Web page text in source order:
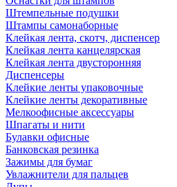
Штемпельные подушки
Штампы самонаборные
Клейкая лента, скотч, диспенсер
Клейкая лента канцелярская
Клейкая лента двусторонняя
Диспенсеры
Клейкие ленты упаковочные
Клейкие ленты декоративные
Мелкоофисные аксессуары
Шпагаты и нити
Булавки офисные
Банковская резинка
Зажимы для бумаг
Увлажнители для пальцев